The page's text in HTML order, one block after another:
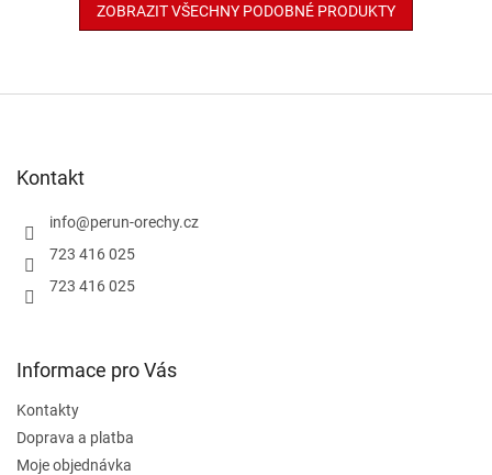
ZOBRAZIT VŠECHNY PODOBNÉ PRODUKTY
Kontakt
info@perun-orechy.cz
723 416 025
723 416 025
Informace pro Vás
Kontakty
Doprava a platba
Moje objednávka